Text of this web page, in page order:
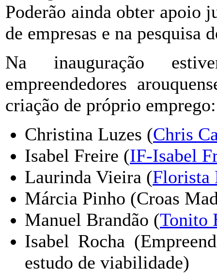
Poderão ainda obter apoio
de empresas e na pesquisa
Na inauguração
empreendedores
criação de próprio emprego:
Christina Luzes (Chris
Isabel Freire (IF-Isabel
Laurinda Vieira (Florista
Márcia Pinho (Croas
Manuel Brandão (Tonito
Isabel Rocha
estudo de viabilidade)